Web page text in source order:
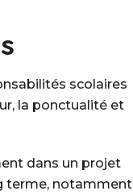
scolaires
la ponctualité et
dans un projet
terme, notamment